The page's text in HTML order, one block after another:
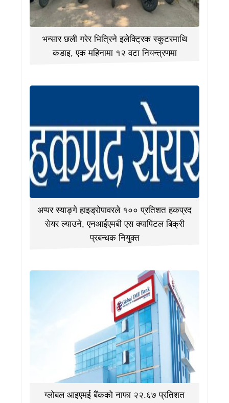
भन्सार छली गरेर भित्रिने इलेक्ट्रिक स्कुटरमाथि
कडाइ, एक महिनामा १२ वटा नियन्त्रणमा
अप्पर स्याङ्गे हाइड्रोपावरले १०० प्रतिशत हकप्रद
सेयर ल्याउने, एनआईएमबी एस क्यापिटल बिक्री
प्रबन्धक नियुक्त
ग्लोबल आइएमई बैंकको नाफा २२.६७ प्रतिशत